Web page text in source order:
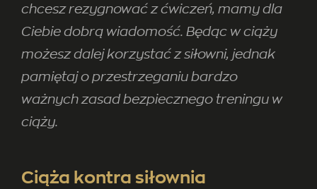
chcesz rezygnować z ćwiczeń, mamy dla
Ciebie dobrą wiadomość. Będąc w ciąży
możesz dalej korzystać z siłowni, jednak
pamiętaj o przestrzeganiu bardzo
ważnych zasad bezpiecznego treningu w
ciąży.
Ciąża kontra siłownia